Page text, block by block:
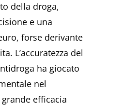
della droga,
e una
forse derivante
L’accuratezza del
ha giocato
nel
efficacia